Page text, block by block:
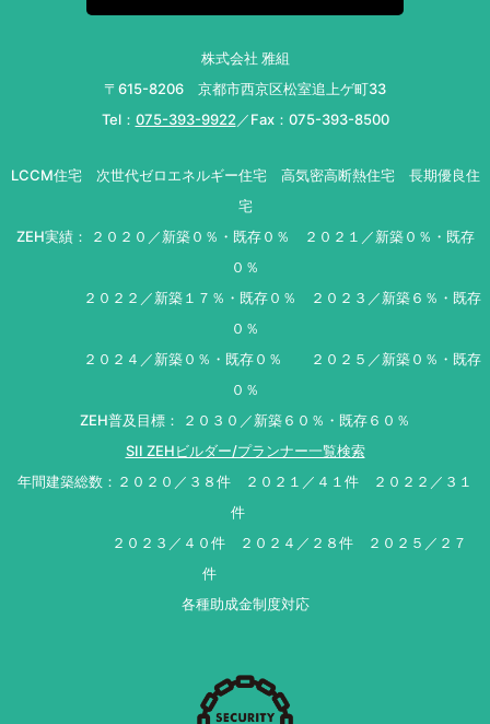
株式会社 雅組
〒615-8206 京都市西京区松室追上ゲ町33
Tel： 075-393-9922 ／Fax：075-393-8500
LCCM住宅 次世代ゼロエネルギー住宅 高気密高断熱住宅 長期優良住
宅
ZEH実績： ２０２０／新築０％・既存０％ ２０２１／新築０％・既存
０％
２０２２／新築１７％・既存０％ ２０２３／新築６％・既存
０％
２０２４／新築０％・既存０％ ２０２５／新築０％・既存
０％
ZEH普及目標： ２０３０／新築６０％・既存６０％
SII ZEHビルダー/プランナー一覧検索
年間建築総数：２０２０／３８件 ２０２１／４１件 ２０２２／３１
件
２０２３／４０件 ２０２４／２８件 ２０２５／２７
件
各種助成金制度対応